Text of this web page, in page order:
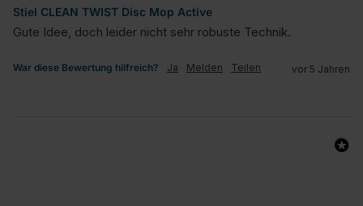
Stiel CLEAN TWIST Disc Mop Active
Gute Idee, doch leider nicht sehr robuste Technik.
War diese Bewertung hilfreich? Ja Melden Teilen vor 5 Jahren